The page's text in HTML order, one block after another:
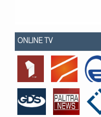
ONLINE TV